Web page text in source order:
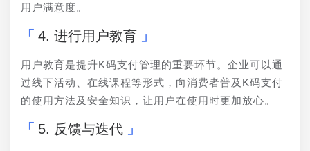
用户满意度。
4. 进行用户教育
用户教育是提升K码支付管理的重要环节。企业可以通
过线下活动、在线课程等形式，向消费者普及K码支付
的使用方法及安全知识，让用户在使用时更加放心。
5. 反馈与迭代